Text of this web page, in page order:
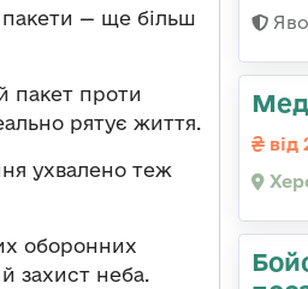
пакети — ще більш
пакет проти
рятує життя.
ухвалено теж
оборонних
захист неба.
від